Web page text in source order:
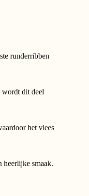
runderribben
wordt dit deel
het vlees
heerlijke smaak.